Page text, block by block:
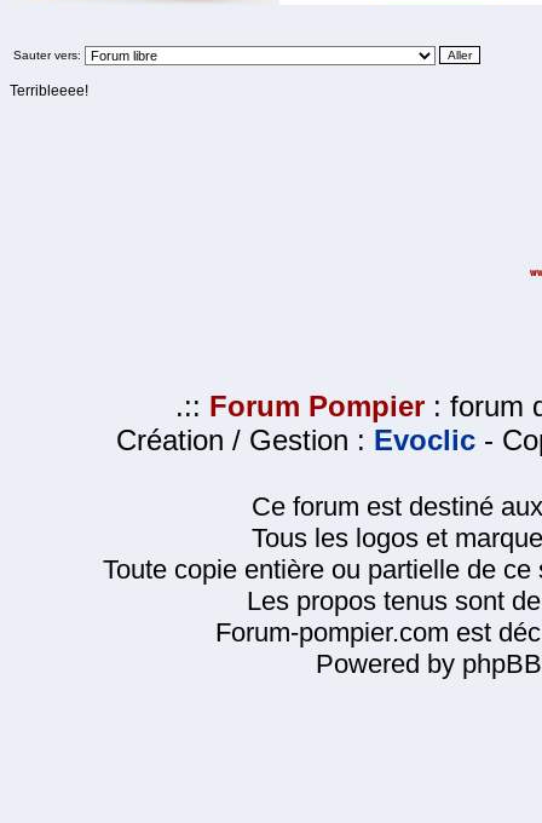
Sauter vers:
Terribleeee!
.:: Forum Pompier : forum
Création / Gestion : Evoclic -
Ce forum est destiné
Tous les logos et
Toute copie entière ou partielle de
Les propos tenus sont
Forum-pompier.com est
Powered by